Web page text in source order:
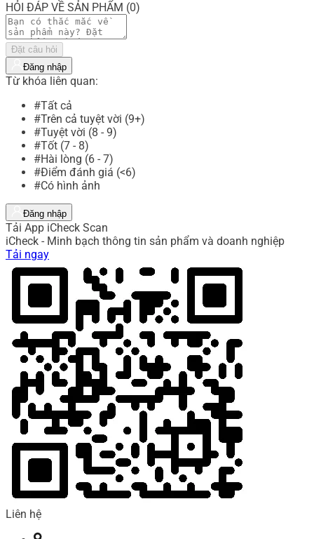
HỎI ĐÁP VỀ SẢN PHẨM (0)
Đặt câu hỏi
Đăng nhập
Từ khóa liên quan:
#Tất cả
#Trên cả tuyệt vời (9+)
#Tuyệt vời (8 - 9)
#Tốt (7 - 8)
#Hài lòng (6 - 7)
#Điểm đánh giá (<6)
#Có hình ảnh
Đăng nhập
Tải App iCheck Scan
iCheck - Minh bạch thông tin sản phẩm và doanh nghiệp
Tải ngay
Liên hệ